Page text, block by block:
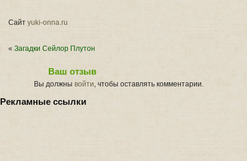
Сайт yuki-onna.ru
« Загадки Сейлор Плутон
Ваш отзыв
Вы должны войти, чтобы оставлять комментарии.
Рекламные ссылки